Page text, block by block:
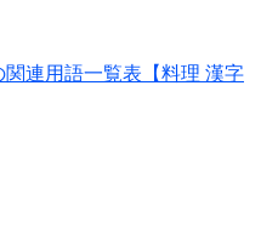
連用語一覧表【料理 漢字